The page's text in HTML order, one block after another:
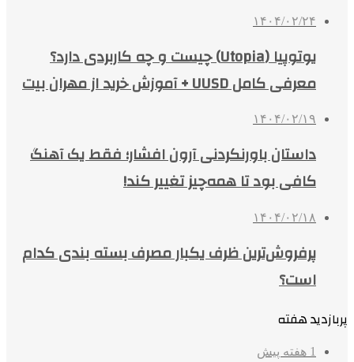
۱۴۰۴/۰۲/۲۴
یوتوپیا (Utopia) چیست و چه کاربردی دارد؟
معرفی کامل UUSD + آموزش خرید از مهران بیت
۱۴۰۴/۰۲/۱۹
داستان باورنکردنی آرون افشار؛ فقط یک آهنگ
کافی بود تا همه‌چیز تغییر کند!
۱۴۰۴/۰۲/۱۸
پرفروش‌ترین ظرف یکبار مصرف بسته بندی کدام
است؟
پربازدید هفته
1 هفته پیش